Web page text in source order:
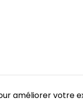
améliorer votre